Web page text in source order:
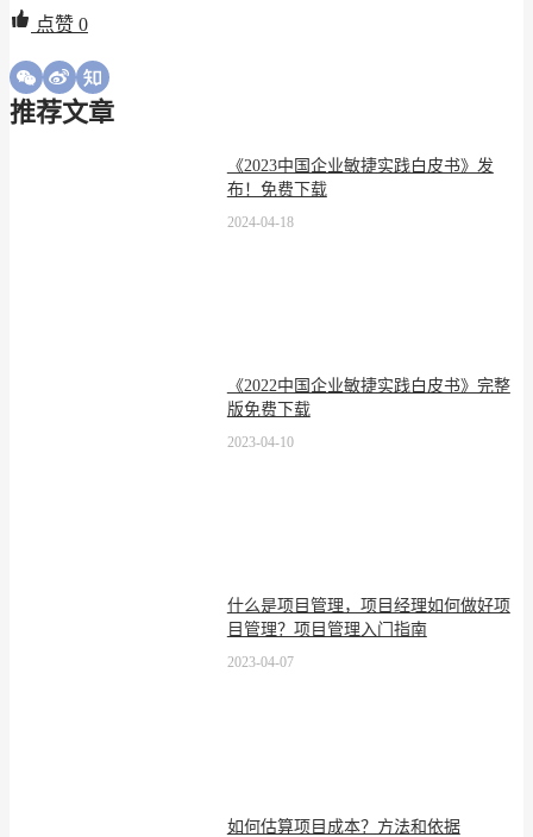
点赞 0
推荐文章
《2023中国企业敏捷实践白皮书》发
布！免费下载
2024-04-18
《2022中国企业敏捷实践白皮书》完整
版免费下载
2023-04-10
什么是项目管理，项目经理如何做好项
目管理？项目管理入门指南
2023-04-07
如何估算项目成本？方法和依据